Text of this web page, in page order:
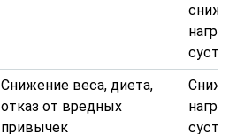
Снижение веса, диета,
отказ от вредных
привычек